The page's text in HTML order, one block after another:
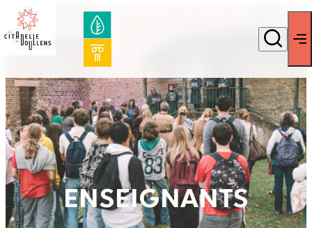
ENSEIGNANTS